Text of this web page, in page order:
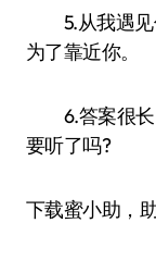
5.从我遇见
为了靠近你。
6.答案很长
要听了吗?
下载蜜小助，